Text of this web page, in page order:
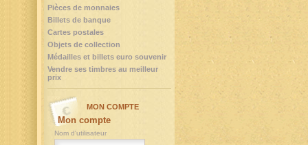
Pièces de monnaies
Billets de banque
Cartes postales
Objets de collection
Médailles et billets euro souvenir
Vendre ses timbres au meilleur
prix
MON COMPTE
Mon compte
Nom d'utilisateur